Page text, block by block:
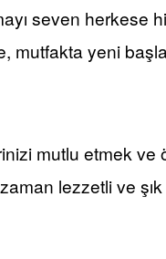
seven herkese
mutfakta yeni
mutlu etmek
lezzetli ve